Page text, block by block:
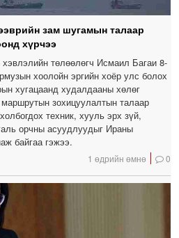
зам шугамын талаар
хүрчээ
төлөөлөгч Исмаил Багаи 8-
хоолойн эргийн хоёр улс болох
хугацаанд худалдааны хөлөг
зохицуулалтын талаар
техник, хууль эрх зүй,
орчны асуудлуудыг Ираны
байгаа гэжээ.
1 өдрийн өмнө 0